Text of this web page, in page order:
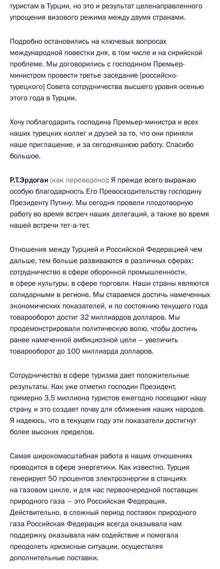
туристам в Турции, но это и результат целенаправленного
упрощения визового режима между двумя странами.
Подробно остановились на ключевых вопросах
международной повестки дня, в том числе и на сирийской
проблеме. Мы договорились с господином Премьер-
министром провести третье заседание [российско-
турецкого] Совета сотрудничества высшего уровня осенью
этого года в Турции.
Хочу поблагодарить господина Премьер-министра и всех
наших турецких коллег и друзей за то, что они приняли
наше приглашение, и за сегодняшнюю работу. Спасибо
большое.
Р.Т.Эрдоган (как переведено): Я прежде всего выражаю
особую благодарность Его Превосходительству господину
Президенту Путину. Мы сегодня провели плодотворную
работу во время встреч наших делегаций, а также во время
нашей встречи тет-а-тет.
Отношения между Турцией и Российской Федерацией чем
дальше, тем больше развиваются в различных сферах:
сотрудничество в сфере оборонной промышленности,
в сфере культуры, в сфере торговли. Наши страны являются
солидарными в регионе. Мы стараемся достичь намеченных
экономических показателей, и по состоянию текущего года
товарооборот достиг 32 миллиардов долларов. Мы
продемонстрировали политическую волю, чтобы достичь
ранее намеченной амбициозной цели – увеличить
товарооборот до 100 миллиарда долларов.
Сотрудничество в сфере туризма дает положительные
результаты. Как уже отметил господин Президент,
примерно 3,5 миллиона туристов ежегодно посещают нашу
страну, и это создает почву для сближения наших народов.
Я надеюсь, что в текущем году эти показатели достигнут
более высоких пределов.
Самая широкомасштабная работа в наших отношениях
проводится в сфере энергетики. Как известно, Турция
генерирует 50 процентов электроэнергии в станциях
на газовом цикле, и для нас первоочередной поставщик
природного газа – это Российская Федерация.
Действительно, в сложный период поставок природного
газа Российская Федерация всегда оказывала нам
поддержку, оказывала нам содействие и помогала
преодолеть кризисные ситуации, осуществляя
дополнительные поставки.